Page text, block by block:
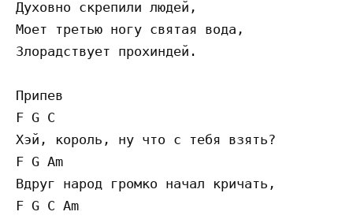
Духовно скрепили людей,
Моет третью ногу святая вода,
Злорадствует прохиндей.
Припев
F G C
Хэй, король, ну что с тебя взять?
F G Am
Вдруг народ громко начал кричать,
F G C Am